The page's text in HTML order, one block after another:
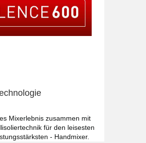
Mixerlebnis zusammen mit
für den leisesten
- Handmixer.